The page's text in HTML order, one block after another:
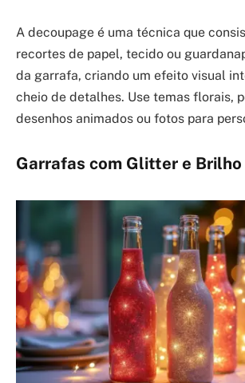
A decoupage é uma técnica que
recortes de papel, tecido ou
da garrafa, criando um efeito visual
cheio de detalhes. Use temas florais,
desenhos animados ou fotos para
Garrafas com Glitter e